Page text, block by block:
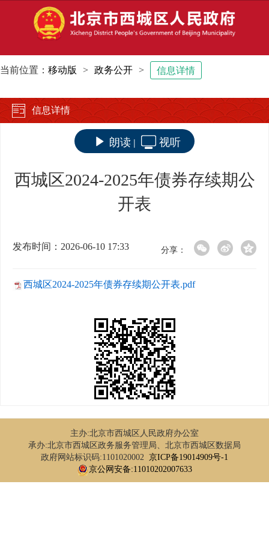
当前位置： 移动版 > 政务公开 > 信息详情
信息详情
朗读 | 视听
西城区2024-2025年债券存续期公
开表
发布时间：2026-06-10 17:33 分享：
西城区2024-2025年债券存续期公开表.pdf
主办:北京市西城区人民政府办公室
承办:北京市西城区政务服务管理局、北京市西城区数据局
政府网站标识码:1101020002 京ICP备19014909号-1
京公网安备:11010202007633